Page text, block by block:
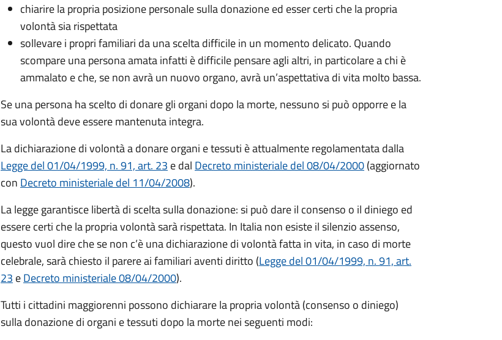
chiarire la propria posizione personale sulla donazione ed esser certi che la propria
volontà sia rispettata
sollevare i propri familiari da una scelta difficile in un momento delicato. Quando
scompare una persona amata infatti è difficile pensare agli altri, in particolare a chi è
ammalato e che, se non avrà un nuovo organo, avrà un’aspettativa di vita molto bassa.
Se una persona ha scelto di donare gli organi dopo la morte, nessuno si può opporre e la
sua volontà deve essere mantenuta integra.
La dichiarazione di volontà a donare organi e tessuti è attualmente regolamentata dalla
Legge del 01/04/1999, n. 91, art. 23 e dal Decreto ministeriale del 08/04/2000(aggiornato
con Decreto ministeriale del 11/04/2008).
La legge garantisce libertà di scelta sulla donazione: si può dare il consenso o il diniego ed
essere certi che la propria volontà sarà rispettata. In Italia non esiste il silenzio assenso,
questo vuol dire che se non c’è una dichiarazione di volontà fatta in vita, in caso di morte
celebrale, sarà chiesto il parereai familiari aventi diritto (Legge del 01/04/1999, n. 91, art.
23 eDecreto ministeriale 08/04/2000).
Tutti i cittadini maggiorenni possono dichiarare la propria volontà (consenso o diniego)
sulla donazione di organi e tessuti dopo la morte nei seguenti modi: